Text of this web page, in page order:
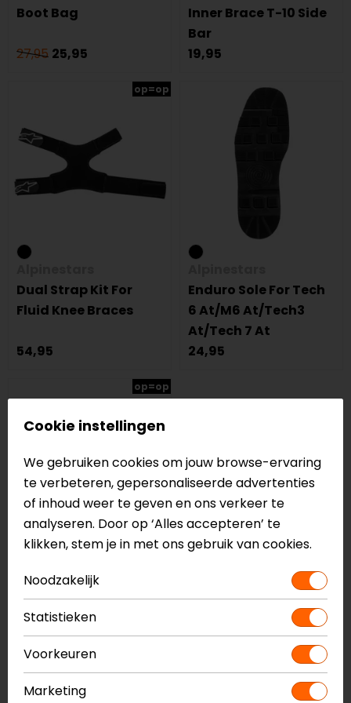
Boot Bag
27,95 25,95
Inner Brace T-10 Side
Bar
19,95
op=op
Dual Strap Kit For
Fluid Knee Braces
54,95
Enduro Sole For Tech
6 At/M6 At/Tech3
At/Tech 7 At
24,95
op=op
Footbed Tech 10
14,95
Waarom kiezen voor motorschoenen
en -laarzen onderdelen?
Cookie instellingen
We gebruiken cookies om jouw browse-ervaring
te verbeteren, gepersonaliseerde advertenties
of inhoud weer te geven en ons verkeer te
analyseren. Door op ‘Alles accepteren’ te
klikken, stem je in met ons gebruik van cookies.
Noodzakelijk
Statistieken
Voorkeuren
Marketing